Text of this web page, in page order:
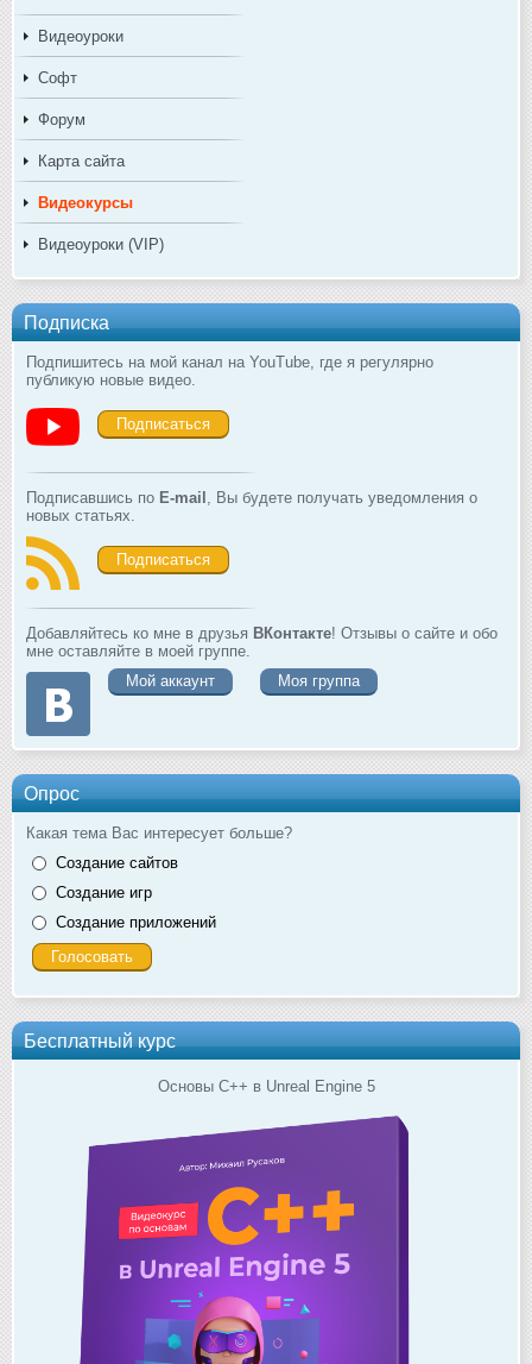
Видеоуроки
Софт
Форум
Карта сайта
Видеокурсы
Видеоуроки (VIP)
Подписка
Подпишитесь на мой канал на YouTube, где я регулярно
публикую новые видео.
Подписаться
Подписавшись по E-mail , Вы будете получать уведомления о
новых статьях.
Подписаться
Добавляйтесь ко мне в друзья ВКонтакте! Отзывы о сайте и обо
мне оставляйте в моей группе.
Мой аккаунт
Моя группа
Опрос
Какая тема Вас интересует больше?
Создание сайтов
Создание игр
Создание приложений
Бесплатный курс
Основы C++ в Unreal Engine 5